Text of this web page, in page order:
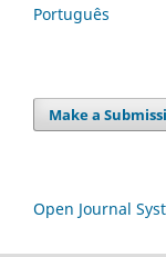
Português
Make a
Open Journal